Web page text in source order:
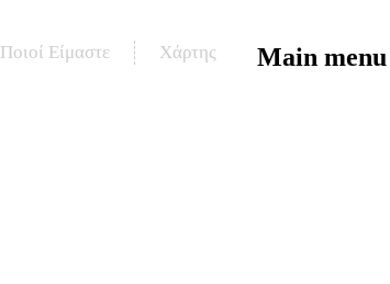
Ποιοί Είμαστε Χάρτης Main menu